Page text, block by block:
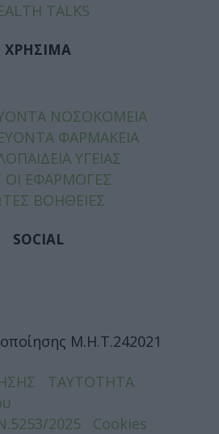
TALKS
ΧΡΗΣΙΜΑ
ΝΟΣΟΚΟΜΕΙΑ
ΦΑΡΜΑΚΕΙΑ
ΥΓΕΙΑΣ
ΟΙ ΕΦΑΡΜΟΓΕΣ
ΒΟΗΘΕΙΕΣ
SOCIAL
Μ.Η.Τ.242021
ΤΑΥΤΟΤΗΤΑ
2025
Cookies